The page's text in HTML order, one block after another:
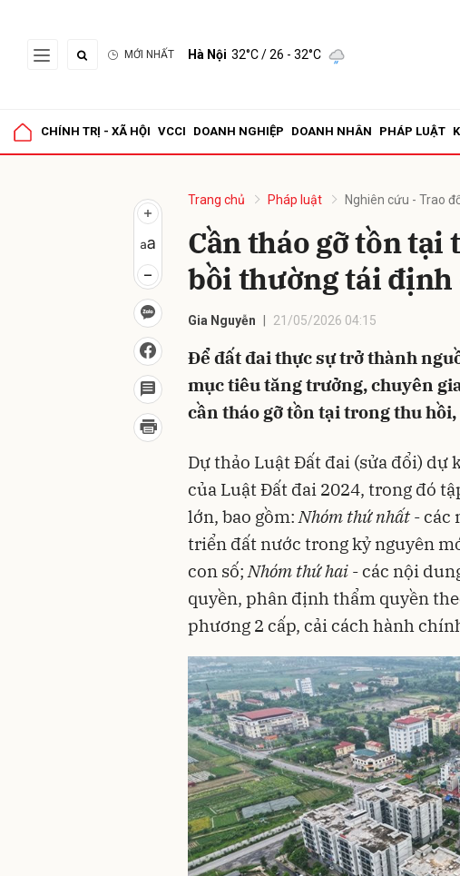
MỚI NHẤT Hà Nội 32°C/ 26 - 32°C
CHÍNH TRỊ - XÃ HỘI VCCI DOANH NGHIỆP DOANH NHÂN PHÁP LUẬT
Trang chủ Pháp luật Nghiên cứu - Trao
Cần tháo gỡ tồn
bồi thường tái định
Gia Nguyễn 21/05/2026 04:15
Để đất đai thực sự trở thành
mục tiêu tăng trưởng, chuyên
cần tháo gỡ tồn tại trong thu
Dự thảo Luật Đất đai (sửa đổi) dự
của Luật Đất đai 2024, trong đó
lớn, bao gồm: Nhóm thứ nhất- các
triển đất nước trong kỷ nguyên
con số; Nhóm thứ hai - các nội
quyền, phân định thẩm quyền
phương 2 cấp, cải cách hành